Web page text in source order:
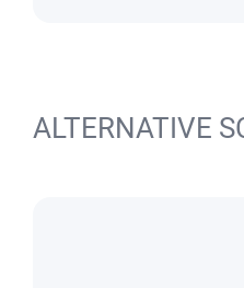
ALTERNATIVE